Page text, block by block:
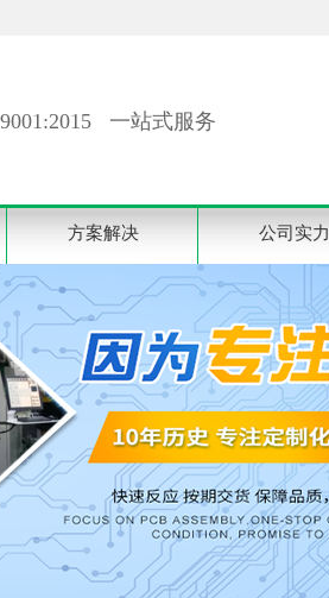
一站式服务
方案解决 公司实力